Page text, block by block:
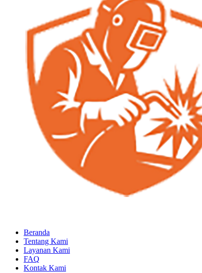
Beranda
Tentang Kami
Layanan Kami
FAQ
Kontak Kami